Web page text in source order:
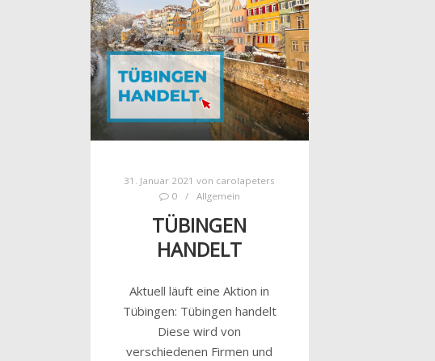
31. Januar 2021 von carolapeters
0
Allgemein
TÜBINGEN
HANDELT
Aktuell läuft eine Aktion in
Tübingen: Tübingen handelt
Diese wird von
verschiedenen Firmen und